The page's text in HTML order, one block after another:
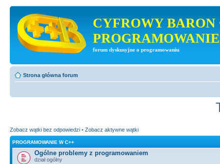
CYFROWY BARON
PROGRAMOWANIE
forum dyskusyjne o programowaniu
Strona główna forum
Zobacz wątki bez odpowiedzi • Zobacz aktywne wątki
PROGRAMOWANIE W C++
Ogólne problemy z programowaniem
dział ogólny